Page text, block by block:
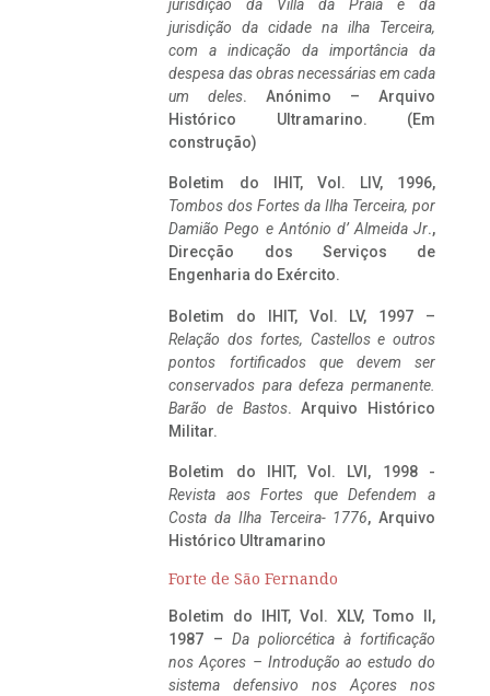
jurisdição da Villa da Praia e da
jurisdição da cidade na ilha Terceira,
com a indicação da importância da
despesa das obras necessárias em cada
um deles. Anónimo – Arquivo
Histórico Ultramarino. (Em
construção)
Boletim do IHIT, Vol. LIV, 1996,
Tombos dos Fortes da Ilha Terceira, por
Damião Pego e António d’ Almeida Jr.,
Direcção dos Serviços de
Engenharia do Exército.
Boletim do IHIT, Vol. LV, 1997 –
Relação dos fortes, Castellos e outros
pontos fortificados que devem ser
conservados para defeza permanente.
Barão de Bastos. Arquivo Histórico
Militar.
Boletim do IHIT, Vol. LVI, 1998 -
Revista aos Fortes que Defendem a
Costa da Ilha Terceira- 1776, Arquivo
Histórico Ultramarino
Forte de São Fernando
Boletim do IHIT, Vol. XLV, Tomo II,
1987 – Da poliorcética à fortificação
nos Açores – Introdução ao estudo do
sistema defensivo nos Açores nos